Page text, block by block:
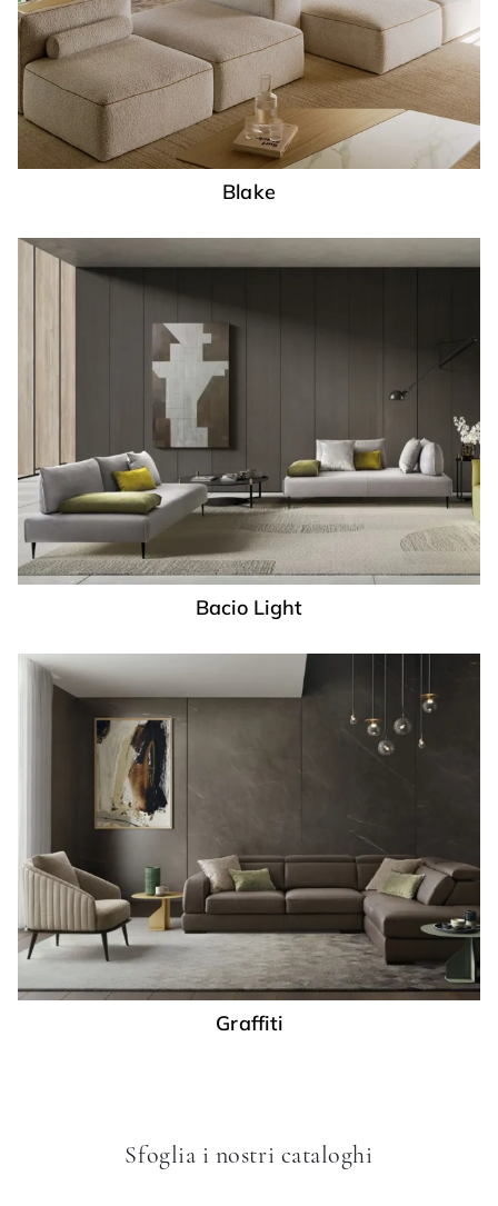
Blake
Bacio Light
Graffiti
Sfoglia i nostri cataloghi